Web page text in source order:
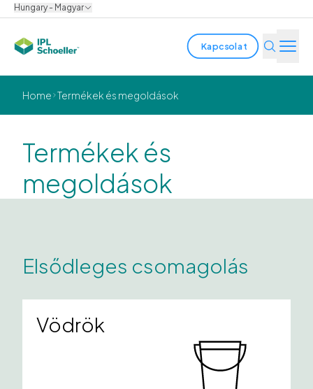
Hungary - Magyar
Kapcsolat
Iparágak
Innováció
Fenntarthatóság
Prospektusok Media center
Home Termékek és megoldások
Termékek és
megoldások
Elsődleges csomagolás
Vödrök